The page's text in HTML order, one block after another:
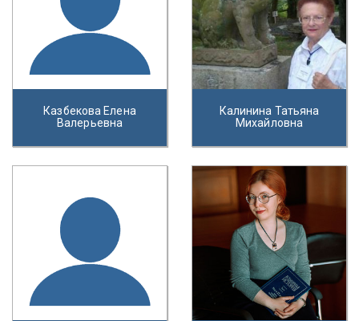
Казбекова Елена
Валерьевна
Калинина Татьяна
Михайловна